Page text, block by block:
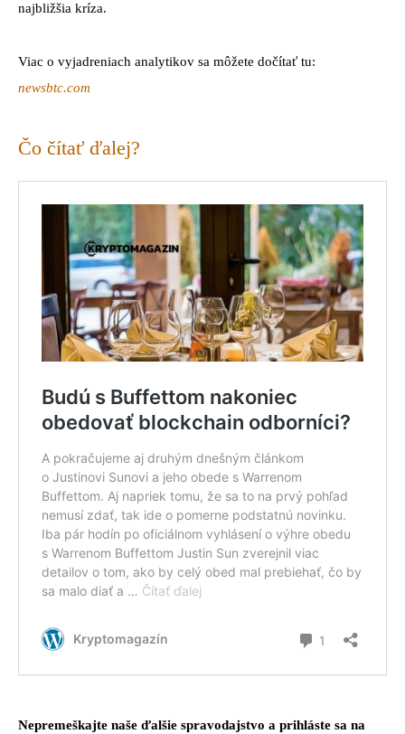
najbližšia kríza.
Viac o vyjadreniach analytikov sa môžete dočítať tu:
newsbtc.com
Čo čítať ďalej?
Nepremeškajte naše ďalšie spravodajstvo a prihláste sa na